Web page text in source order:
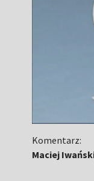
Komentarz:
Maciej